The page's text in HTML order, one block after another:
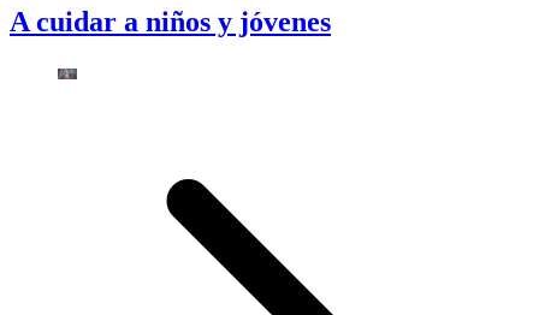
A cuidar a niños y jóvenes